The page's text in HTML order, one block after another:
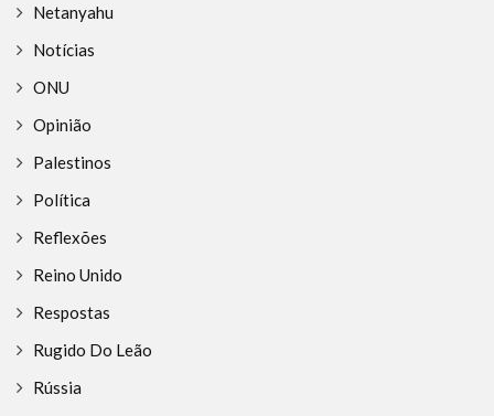
Netanyahu
Notícias
ONU
Opinião
Palestinos
Política
Reflexões
Reino Unido
Respostas
Rugido Do Leão
Rússia